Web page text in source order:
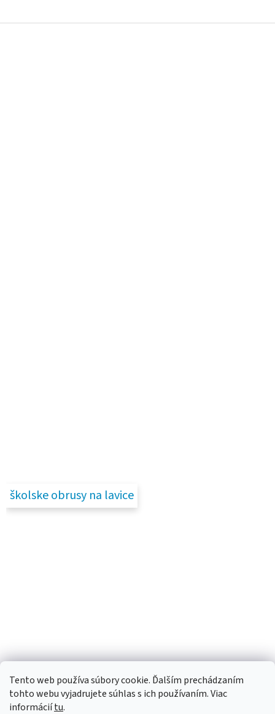
Tento web používa súbory cookie. Ďalším prechádzaním
tohto webu vyjadrujete súhlas s ich používaním. Viac
informáciítu.
školske obrusy na lavice